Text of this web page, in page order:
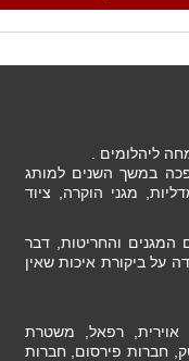
הפכה במשך השנים למותג
מגני הוקרה, ציוד
המגנים והחריטות, דבר
על ביקורת איכות שאין
אוירית, רפאל, משטרת
חברות פירסום, חברות